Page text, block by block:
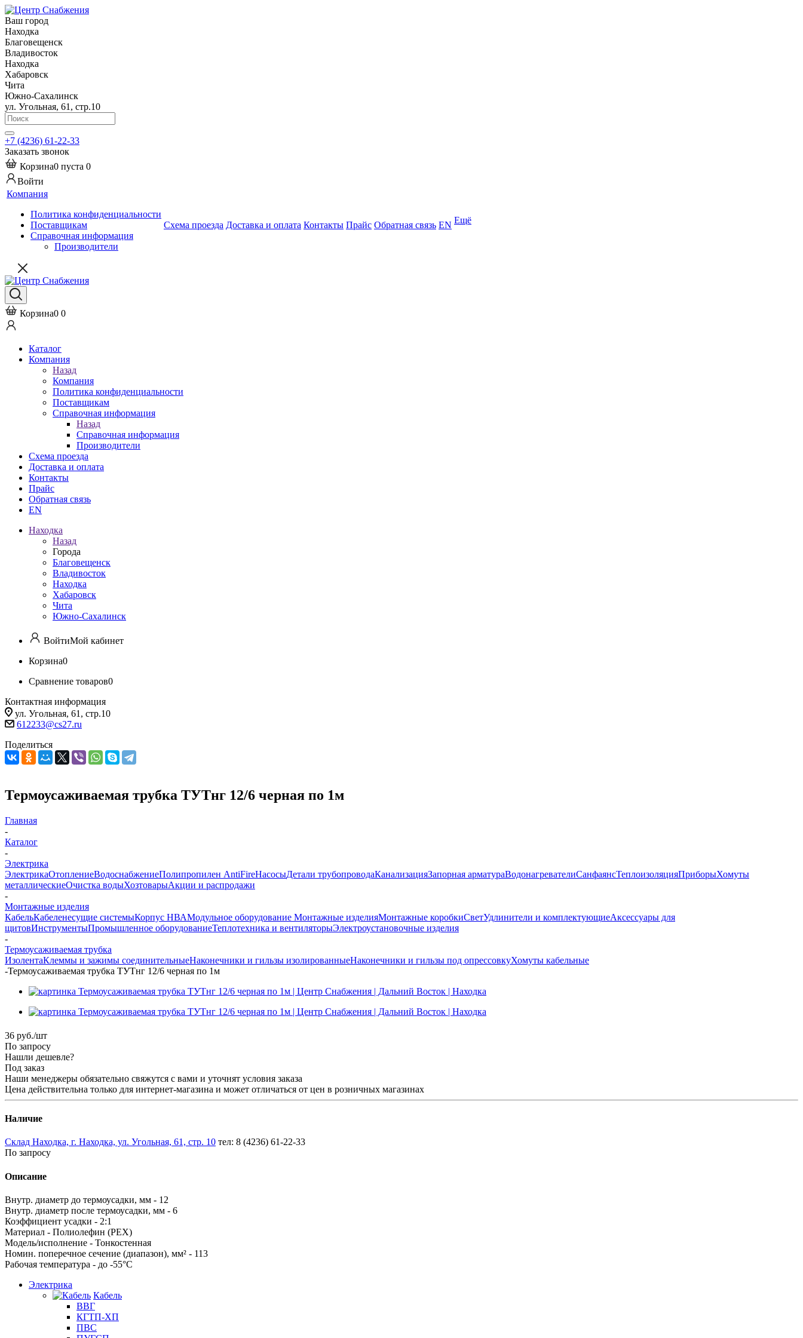
Ваш город
Находка
Благовещенск
Владивосток
Находка
Хабаровск
Чита
Южно-Сахалинск
ул. Угольная, 61, стр.10
+7 (4236) 61-22-33
Заказать звонок
Корзина0 пуста 0
Войти
Компания
Политика конфиденциальности
Поставщикам
Справочная информация
Производители
Схема проезда Доставка и оплата Контакты Прайс Обратная связь EN Ещё
Корзина0 0
Каталог
Компания
Назад
Компания
Политика конфиденциальности
Поставщикам
Справочная информация
Назад
Справочная информация
Производители
Схема проезда
Доставка и оплата
Контакты
Прайс
Обратная связь
EN
Находка
Назад
Города
Благовещенск
Владивосток
Находка
Хабаровск
Чита
Южно-Сахалинск
ВойтиМой кабинет
Корзина0
Сравнение товаров0
Контактная информация
ул. Угольная, 61, стр.10
612233@cs27.ru
Поделиться
Термоусаживаемая трубка ТУТнг 12/6 черная по 1м
Главная
-
Каталог
-
Электрика
ЭлектрикаОтоплениеВодоснабжениеПолипропилен AntiFireНасосыДетали трубопроводаКанализацияЗапорная арматураВодонагревателиСанфаянсТеплоизоляцияПриборыХомуты
металлическиеОчистка водыХозтоварыАкции и распродажи
-
Монтажные изделия
КабельКабеленесущие системыКорпус НВАМодульное оборудование Монтажные изделияМонтажные коробкиСветУдлинители и комплектующиеАксессуары для
щитовИнструментыПромышленное оборудованиеТеплотехника и вентиляторыЭлектроустановочные изделия
-
Термоусаживаемая трубка
ИзолентаКлеммы и зажимы соединительныеНаконечники и гильзы изолированныеНаконечники и гильзы под опрессовкуХомуты кабельные
-Термоусаживаемая трубка ТУТнг 12/6 черная по 1м
36 руб./шт
По запросу
Нашли дешевле?
Под заказ
Наши менеджеры обязательно свяжутся с вами и уточнят условия заказа
Цена действительна только для интернет-магазина и может отличаться от цен в розничных магазинах
Наличие
Склад Находка, г. Находка, ул. Угольная, 61, стр. 10 тел: 8 (4236) 61-22-33
По запросу
Описание
Внутр. диаметр до термоусадки, мм - 12
Внутр. диаметр после термоусадки, мм - 6
Коэффициент усадки - 2:1
Материал - Полиолефин (PEX)
Модель/исполнение - Тонкостенная
Номин. поперечное сечение (диапазон), мм² - 113
Рабочая температура - до -55°С
Электрика
Кабель
ВВГ
КГТП-ХП
ПВС